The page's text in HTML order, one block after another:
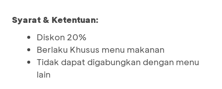
Syarat & Ketentuan:
Diskon 20%
Berlaku Khusus menu makanan
Tidak dapat digabungkan dengan menu
lain